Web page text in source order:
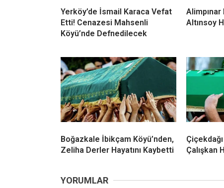
Yerköy’de İsmail Karaca Vefat
Etti! Cenazesi Mahsenli
Köyü’nde Defnedilecek
Altınsoy
Boğazkale İbikçam Köyü’nden,
Zeliha Derler Hayatını Kaybetti
Çalışkan
YORUMLAR